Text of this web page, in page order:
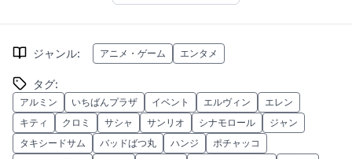
ジャンル: アニメ・ゲーム エンタメ
タグ:
アルミン いちばんプラザ イベント エルヴィン
エレン
キティ
クロミ サシャ サンリオ シナモロール
ジャン
タキシードサム
バッドばつ丸 ハンジ
ポチャッコ